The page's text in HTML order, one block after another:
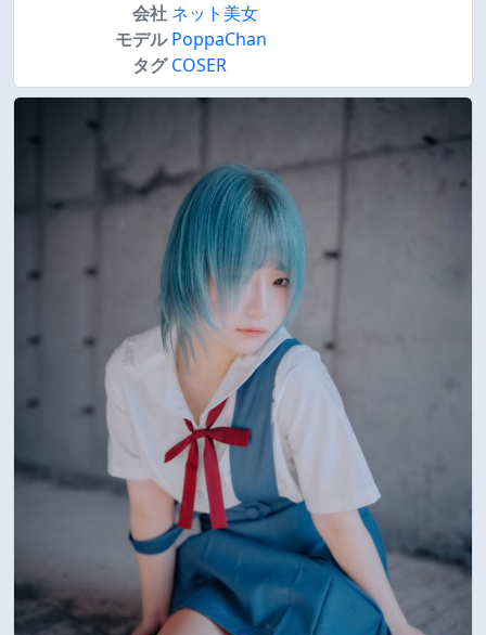
会社 ネット美女
モデル PoppaChan
タグ COSER